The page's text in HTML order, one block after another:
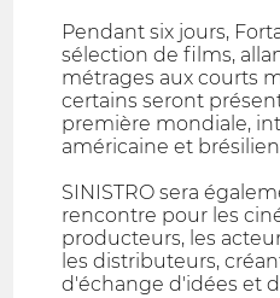
Pendant six jours,
sélection de films,
métrages aux courts
certains seront
première mondiale,
américaine et
SINISTRO sera
rencontre pour les
producteurs, les
les distributeurs,
d'échange d'idées et